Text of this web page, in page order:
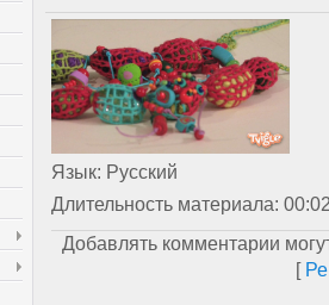
Язык: Русский
Длительность материала:
Добавлять комментарии
[